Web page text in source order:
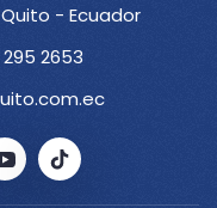
- Ecuador
2653